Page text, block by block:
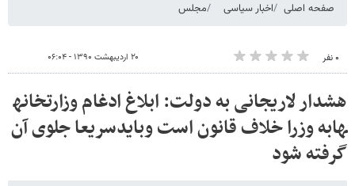
صفحه اصلی اخبار سیاسی مجلس
۰ نفر ۲۰ اردیبهشت ۱۳۹۰ - ۰۶:۰۴
هشدار لاریجانی به دولت: ابلاغ ادغام وزارتخانه​
هابه وزرا خلاف قانون است وبایدسریعا جلوی آن
گرفته شود